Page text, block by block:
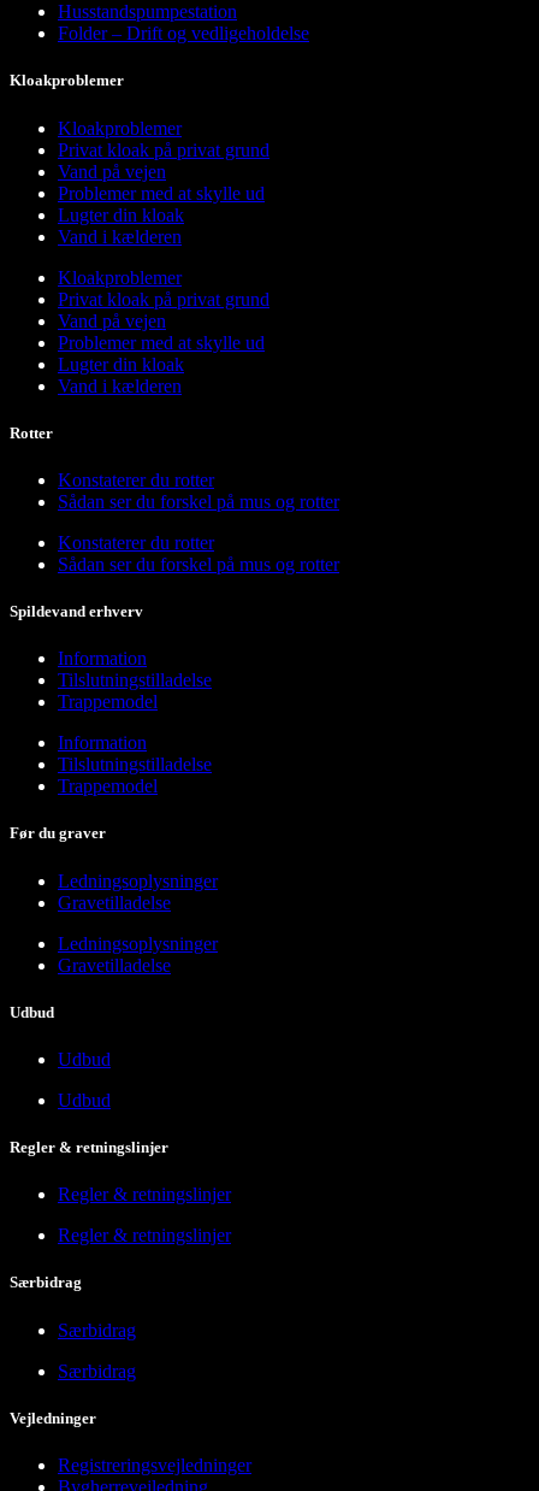
Husstandspumpestation
Folder – Drift og vedligeholdelse
Kloakproblemer
Kloakproblemer
Privat kloak på privat grund
Vand på vejen
Problemer med at skylle ud
Lugter din kloak
Vand i kælderen
Kloakproblemer
Privat kloak på privat grund
Vand på vejen
Problemer med at skylle ud
Lugter din kloak
Vand i kælderen
Rotter
Konstaterer du rotter
Sådan ser du forskel på mus og rotter
Konstaterer du rotter
Sådan ser du forskel på mus og rotter
Spildevand erhverv
Information
Tilslutningstilladelse
Trappemodel
Information
Tilslutningstilladelse
Trappemodel
Før du graver
Ledningsoplysninger
Gravetilladelse
Ledningsoplysninger
Gravetilladelse
Udbud
Udbud
Udbud
Regler & retningslinjer
Regler & retningslinjer
Regler & retningslinjer
Særbidrag
Særbidrag
Særbidrag
Vejledninger
Registreringsvejledninger
Bygherrevejledning